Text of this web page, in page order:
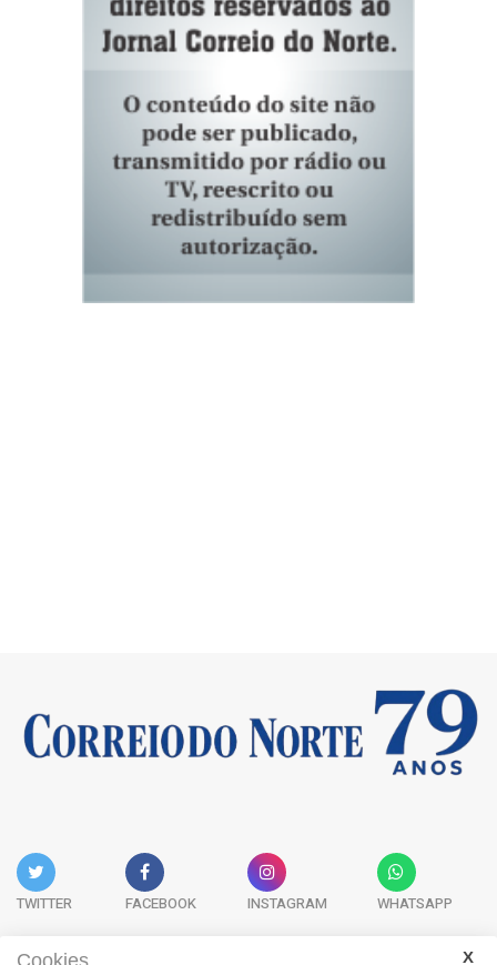
TWITTER FACEBOOK INSTAGRAM WHATSAPP
Cookies.